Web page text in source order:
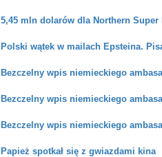
5,45 mln dolarów dla Northern
Polski wątek w mailach Epsteina.
Bezczelny wpis niemieckiego
Bezczelny wpis niemieckiego
Bezczelny wpis niemieckiego
Papież spotkał się z gwiazdami kina